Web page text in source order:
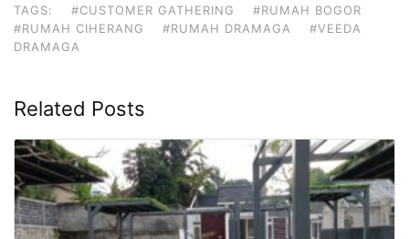
TAGS: #CUSTOMER GATHERING
#RUMAH BOGOR
#RUMAH CIHERANG
#RUMAH DRAMAGA
#VEEDA
DRAMAGA
Related Posts